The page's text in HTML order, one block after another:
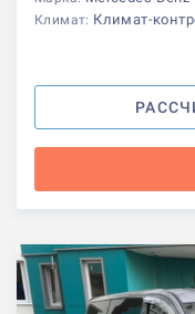
Климат: Климат-